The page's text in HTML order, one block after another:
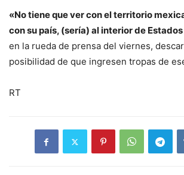
«No tiene que ver con el territorio
con su país, (sería) al interior de
en la rueda de prensa del viernes,
posibilidad de que ingresen tropas de
RT